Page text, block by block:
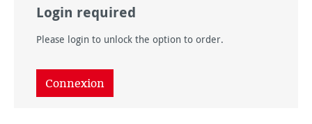
Login required
Please login to unlock the option to order.
Connexion